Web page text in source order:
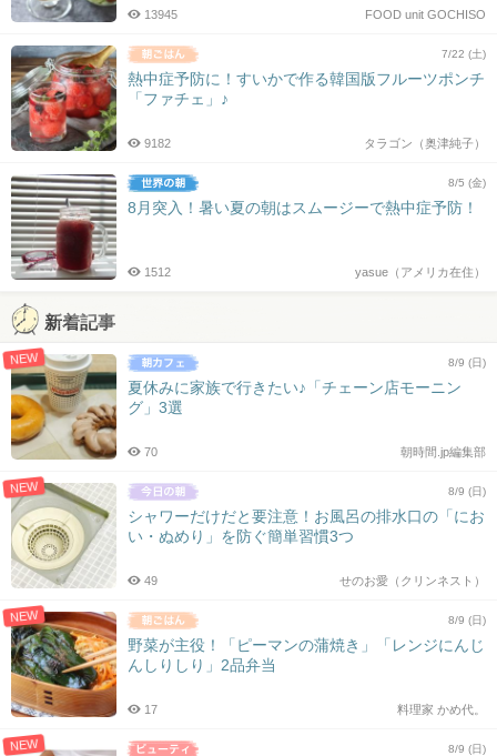
FOOD unit GOCHISO
13945
7/22 (土)
熱中症予防に！すいかで作る韓国版フルーツポンチ
「ファチェ」♪
タラゴン（奥津純子）
9182
8/5 (金)
8月突入！暑い夏の朝はスムージーで熱中症予防！
yasue（アメリカ在住）
1512
新着記事
NEW 8/9 (日)
夏休みに家族で行きたい♪「チェーン店モーニン
グ」3選
朝時間.jp編集部
70
NEW 8/9 (日)
シャワーだけだと要注意！お風呂の排水口の「にお
い・ぬめり」を防ぐ簡単習慣3つ
せのお愛（クリンネスト）
49
NEW 8/9 (日)
野菜が主役！「ピーマンの蒲焼き」「レンジにんじ
んしりしり」2品弁当
料理家 かめ代。
17
NEW 8/9 (日)